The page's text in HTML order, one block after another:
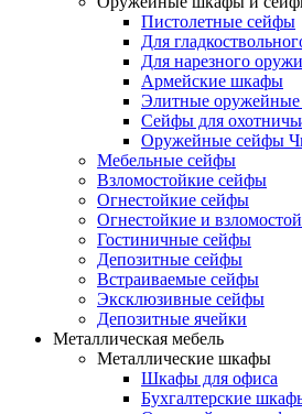
Пистолетные сейфы
Для
Для нарезного
Армейские шкафы
Элитные
Сейфы для
Оружейные сейфы
Мебельные сейфы
Взломостойкие сейфы
Огнестойкие сейфы
Огнестойкие и
Гостиничные сейфы
Депозитные сейфы
Встраиваемые сейфы
Эксклюзивные сейфы
Депозитные ячейки
Металлическая мебель
Металлические шкафы
Шкафы для офиса
Бухгалтерские